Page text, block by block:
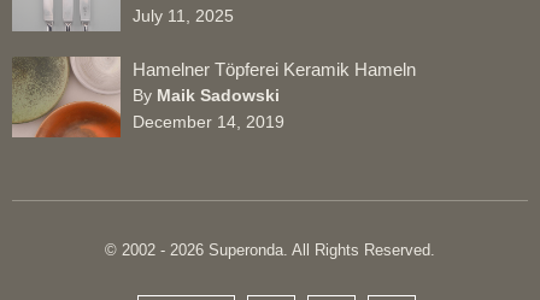
July 11, 2025
Hamelner Töpferei Keramik Hameln
By Maik Sadowski
December 14, 2019
© 2002 - 2026 Superonda. All Rights Reserved.